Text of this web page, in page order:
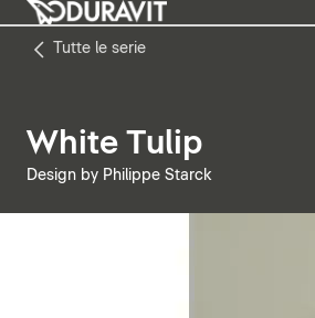
Tutte le serie
White Tulip
Design by Philippe Starck